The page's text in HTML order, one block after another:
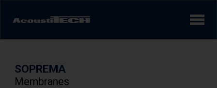
Services et solutions
SOPREMA
Membranes